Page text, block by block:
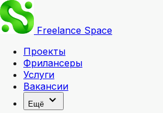
Freelance Space
Проекты
Фрилансеры
Услуги
Вакансии
Ещё expand_more